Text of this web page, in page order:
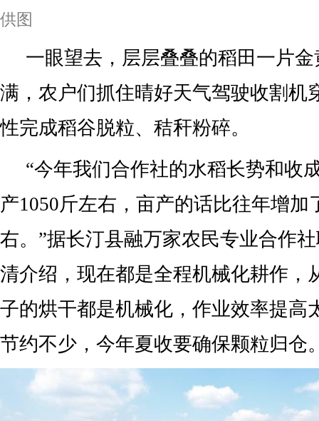
供图
一眼望去，层层叠叠的稻田一片
满，农户们抓住晴好天气驾驶收割机
性完成稻谷脱粒、秸秆粉碎。
“今年我们合作社的水稻长势和收
产1050斤左右，亩产的话比往年增加
右。”据长汀县融万家农民专业合作
清介绍，现在都是全程机械化耕作，
子的烘干都是机械化，作业效率提高
节约不少，今年夏收要确保颗粒归仓